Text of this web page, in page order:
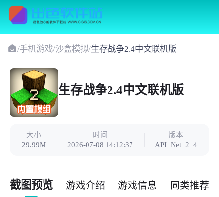
/手机游戏/沙盒模拟/生存战争2.4中文联机版
生存战争2.4中文联机版
大小
29.99M
时间
2026-07-08 14:12:37
版本
API_Net_2_4
截图预览 游戏介绍 游戏信息 同类推荐